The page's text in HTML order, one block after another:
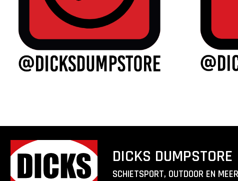
DICKS DUMPSTORE
SCHIETSPORT, OUTDOOR EN MEER